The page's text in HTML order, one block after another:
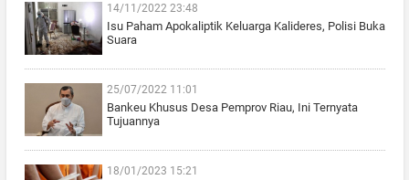
14/11/2022 23:48
Isu Paham Apokaliptik Keluarga Kalideres, Polisi Buka
Suara
25/07/2022 11:01
Bankeu Khusus Desa Pemprov Riau, Ini Ternyata
Tujuannya
18/01/2023 15:21